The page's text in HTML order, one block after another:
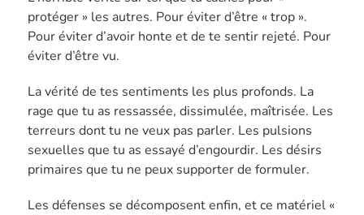
protéger » les autres. Pour éviter d’être « trop ».
Pour éviter d’avoir honte et de te sentir rejeté. Pour
éviter d’être vu.
La vérité de tes sentiments les plus profonds. La
rage que tu as ressassée, dissimulée, maîtrisée. Les
terreurs dont tu ne veux pas parler. Les pulsions
sexuelles que tu as essayé d’engourdir. Les désirs
primaires que tu ne peux supporter de formuler.
Les défenses se décomposent enfin, et ce matériel «